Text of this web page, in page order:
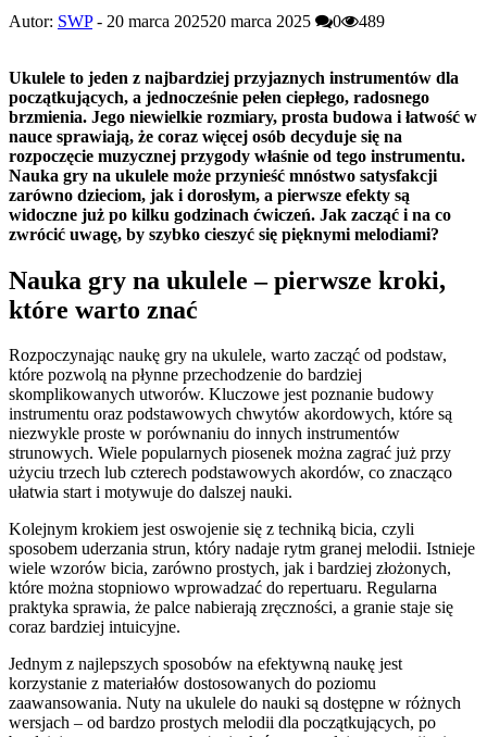
Autor: SWP- 20 marca 202520 marca 2025 0 489
Ukulele to jeden z najbardziej przyjaznych instrumentów dla
początkujących, a jednocześnie pełen ciepłego, radosnego
brzmienia. Jego niewielkie rozmiary, prosta budowa i łatwość w
nauce sprawiają, że coraz więcej osób decyduje się na
rozpoczęcie muzycznej przygody właśnie od tego instrumentu.
Nauka gry na ukulele może przynieść mnóstwo satysfakcji
zarówno dzieciom, jak i dorosłym, a pierwsze efekty są
widoczne już po kilku godzinach ćwiczeń. Jak zacząć i na co
zwrócić uwagę, by szybko cieszyć się pięknymi melodiami?
Nauka gry na ukulele – pierwsze kroki,
które warto znać
Rozpoczynając naukę gry na ukulele, warto zacząć od podstaw,
które pozwolą na płynne przechodzenie do bardziej
skomplikowanych utworów. Kluczowe jest poznanie budowy
instrumentu oraz podstawowych chwytów akordowych, które są
niezwykle proste w porównaniu do innych instrumentów
strunowych. Wiele popularnych piosenek można zagrać już przy
użyciu trzech lub czterech podstawowych akordów, co znacząco
ułatwia start i motywuje do dalszej nauki.
Kolejnym krokiem jest oswojenie się z techniką bicia, czyli
sposobem uderzania strun, który nadaje rytm granej melodii. Istnieje
wiele wzorów bicia, zarówno prostych, jak i bardziej złożonych,
które można stopniowo wprowadzać do repertuaru. Regularna
praktyka sprawia, że palce nabierają zręczności, a granie staje się
coraz bardziej intuicyjne.
Jednym z najlepszych sposobów na efektywną naukę jest
korzystanie z materiałów dostosowanych do poziomu
zaawansowania. Nuty na ukulele do nauki są dostępne w różnych
wersjach – od bardzo prostych melodii dla początkujących, po